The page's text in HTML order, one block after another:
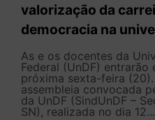
valorização da
democracia na
As e os docentes da
Federal (UnDF)
próxima sexta-feira
assembleia convocada
da UnDF (SindUnDF –
SN), realizada no dia 12...